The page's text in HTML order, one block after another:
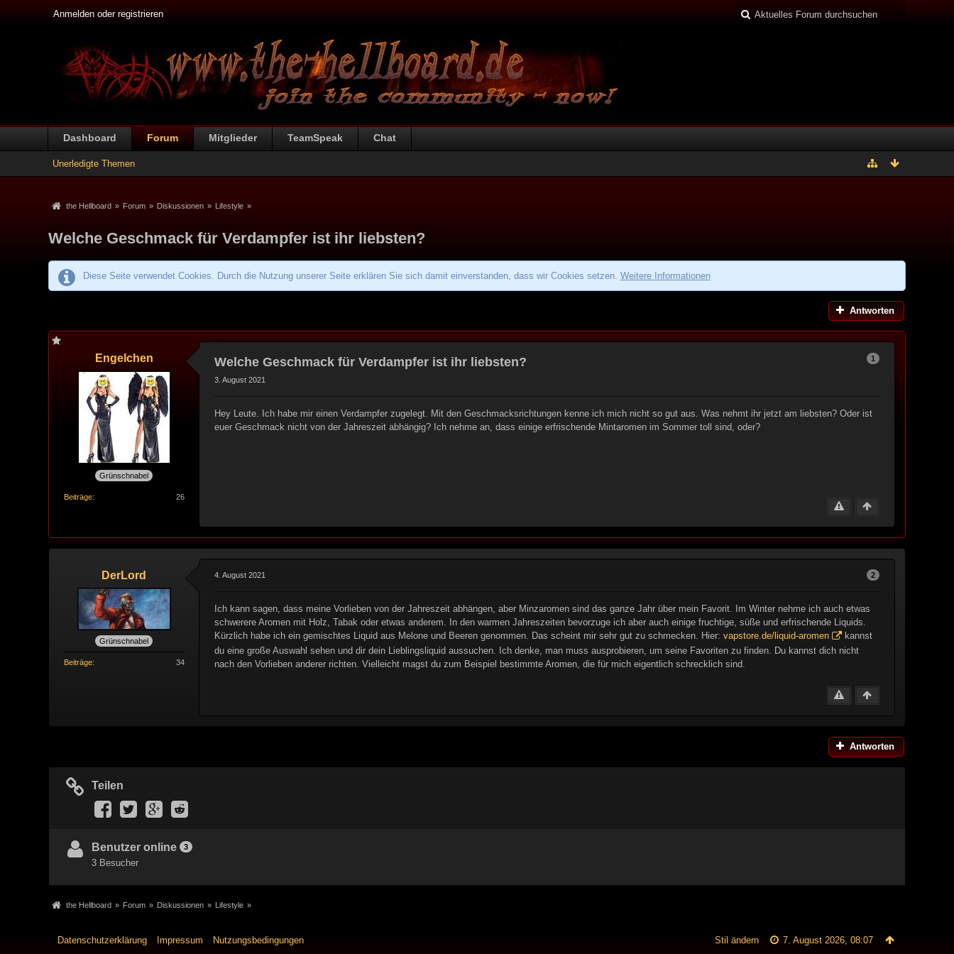
Anmelden oder registrieren
Dashboard Forum Mitglieder TeamSpeak Chat
Unerledigte Themen
the Hellboard » Forum » Diskussionen » Lifestyle »
Welche Geschmack für Verdampfer ist ihr liebsten?
Diese Seite verwendet Cookies. Durch die Nutzung unserer Seite erklären Sie sich damit einverstanden, dass wir Cookies setzen. Weitere Informationen
Antworten
Engelchen
Grünschnabel
Beiträge 26
1
Welche Geschmack für Verdampfer ist ihr liebsten?
3. August 2021
Hey Leute. Ich habe mir einen Verdampfer zugelegt. Mit den Geschmacksrichtungen kenne ich mich nicht so gut aus. Was nehmt ihr jetzt am liebsten? Oder ist
euer Geschmack nicht von der Jahreszeit abhängig? Ich nehme an, dass einige erfrischende Mintaromen im Sommer toll sind, oder?
DerLord
Grünschnabel
Beiträge 34
2
4. August 2021
Ich kann sagen, dass meine Vorlieben von der Jahreszeit abhängen, aber Minzaromen sind das ganze Jahr über mein Favorit. Im Winter nehme ich auch etwas
schwerere Aromen mit Holz, Tabak oder etwas anderem. In den warmen Jahreszeiten bevorzuge ich aber auch einige fruchtige, süße und erfrischende Liquids.
Kürzlich habe ich ein gemischtes Liquid aus Melone und Beeren genommen. Das scheint mir sehr gut zu schmecken. Hier: vapstore.de/liquid-aromen
kannst
du eine große Auswahl sehen und dir dein Lieblingsliquid aussuchen. Ich denke, man muss ausprobieren, um seine Favoriten zu finden. Du kannst dich nicht
nach den Vorlieben anderer richten. Vielleicht magst du zum Beispiel bestimmte Aromen, die für mich eigentlich schrecklich sind.
Antworten
Teilen
Benutzer online 3
3 Besucher
the Hellboard » Forum » Diskussionen » Lifestyle »
Datenschutzerklärung Impressum Nutzungsbedingungen 7. August 2026, 08:07
Stil ändern